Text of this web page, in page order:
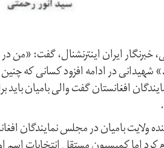
خبرنگار ایران اینترنشنال، گفت:
شهیدانی در ادامه افزود کسانی که
افغانستان گفت والی بامیان باید